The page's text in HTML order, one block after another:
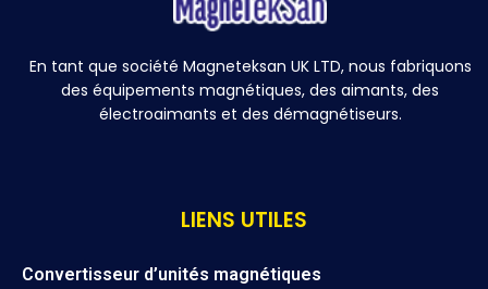
En tant que société Magneteksan UK LTD, nous fabriquons
des équipements magnétiques, des aimants, des
électroaimants et des démagnétiseurs.
LIENS UTILES
Convertisseur d’unités magnétiques